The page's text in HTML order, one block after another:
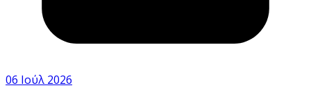
06 Ιούλ 2026